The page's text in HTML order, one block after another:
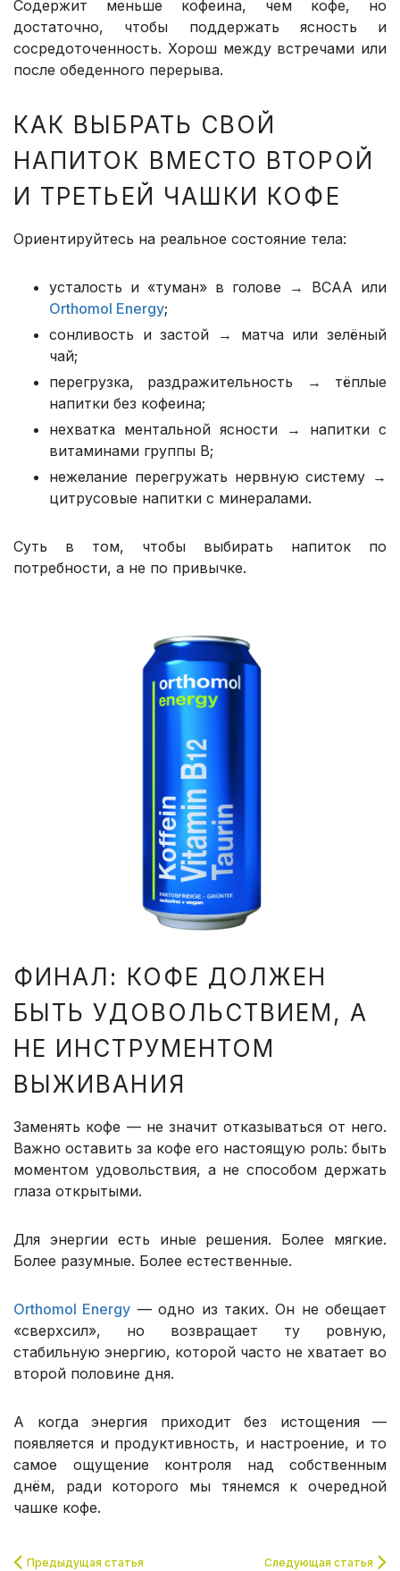
Содержит меньше кофеина, чем кофе, но
достаточно, чтобы поддержать ясность и
сосредоточенность. Хорош между встречами или
после обеденного перерыва.
КАК ВЫБРАТЬ СВОЙ
НАПИТОК ВМЕСТО ВТОРОЙ
И ТРЕТЬЕЙ ЧАШКИ КОФЕ
Ориентируйтесь на реальное состояние тела:
усталость и «туман» в голове → BCAA или
Orthomol Energy;
сонливость и застой → матча или зелёный
чай;
перегрузка, раздражительность → тёплые
напитки без кофеина;
нехватка ментальной ясности → напитки с
витаминами группы В;
нежелание перегружать нервную систему →
цитрусовые напитки с минералами.
Суть в том, чтобы выбирать напиток по
потребности, а не по привычке.
ФИНАЛ: КОФЕ ДОЛЖЕН
БЫТЬ УДОВОЛЬСТВИЕМ, А
НЕ ИНСТРУМЕНТОМ
ВЫЖИВАНИЯ
Заменять кофе — не значит отказываться от него.
Важно оставить за кофе его настоящую роль: быть
моментом удовольствия, а не способом держать
глаза открытыми.
Для энергии есть иные решения. Более мягкие.
Более разумные. Более естественные.
Orthomol Energy — одно из таких. Он не обещает
«сверхсил», но возвращает ту ровную,
стабильную энергию, которой часто не хватает во
второй половине дня.
А когда энергия приходит без истощения —
появляется и продуктивность, и настроение, и то
самое ощущение контроля над собственным
днём, ради которого мы тянемся к очередной
чашке кофе.
Предыдущая статья Следующая статья